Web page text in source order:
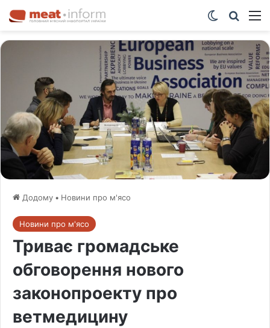
Switch skin
Додому • Новини про м'ясо
Новини про м'ясо
Триває громадське
обговорення нового
законопроекту про
ветмедицину